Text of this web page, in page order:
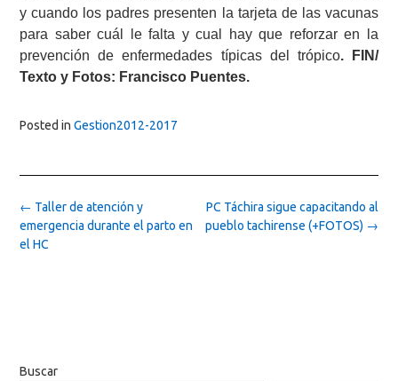
y cuando los padres presenten la tarjeta de las vacunas
para saber cuál le falta y cual hay que reforzar en la
prevención de enfermedades típicas del trópico. FIN/
Texto y Fotos: Francisco Puentes.
Posted in Gestion2012-2017
Post
navigation
PC Táchira sigue capacitando al
pueblo tachirense (+FOTOS) →
← Taller de atención y
emergencia durante el parto en
el HC
Buscar